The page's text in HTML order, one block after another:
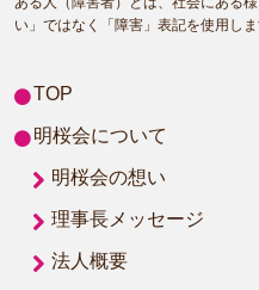
い」ではなく「障害」表記を使用しま
TOP
明桜会について
明桜会の想い
理事長メッセージ
法人概要